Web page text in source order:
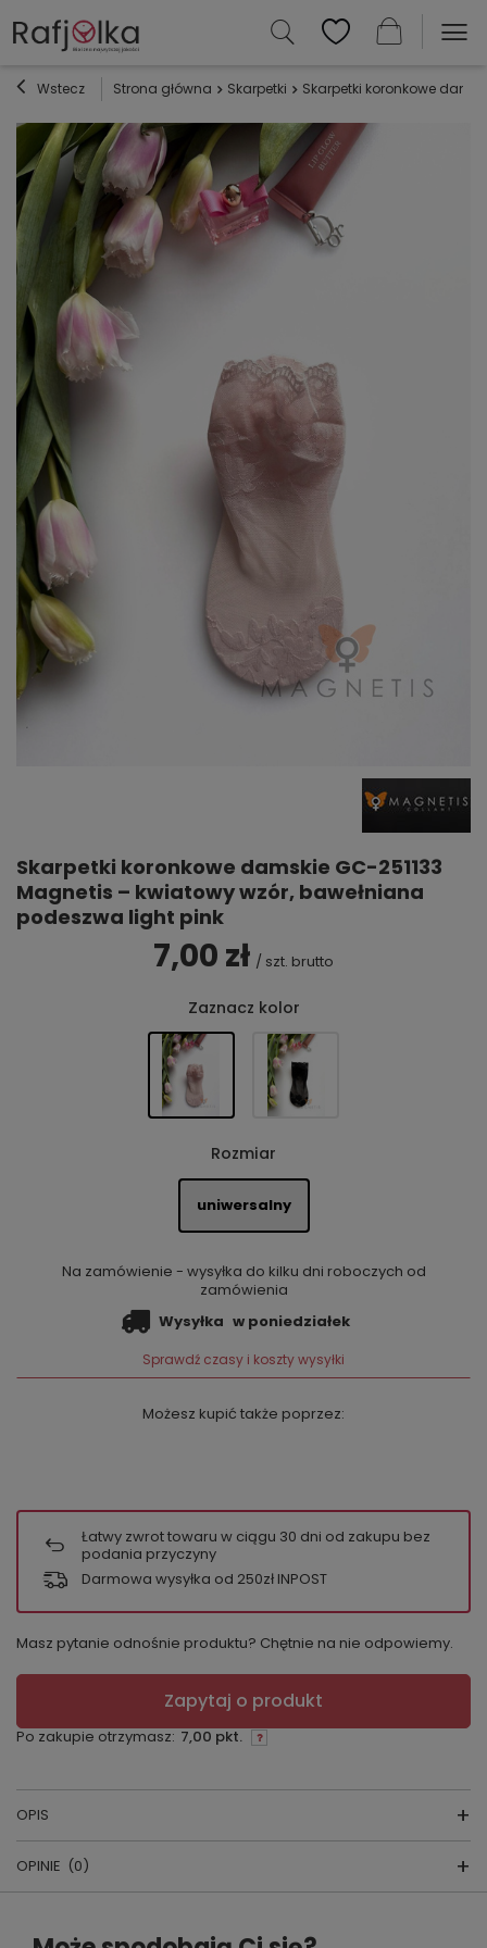
Wstecz Strona główna Skarpetki Skarpetki koronkowe
Skarpetki koronkowe damskie GC-251133
Magnetis – kwiatowy wzór, bawełniana
podeszwa light pink
7,00 zł / szt. brutto
Zaznacz kolor
Rozmiar
uniwersalny
Na zamówienie - wysyłka do kilku dni roboczych od
zamówienia
Wysyłka w poniedziałek
Sprawdź czasy i koszty wysyłki
Możesz kupić także poprzez:
Łatwy zwrot towaru w ciągu 30 dni od zakupu bez
podania przyczyny
Darmowa wysyłka od 250zł INPOST
Masz pytanie odnośnie produktu? Chętnie na nie odpowiemy.
Zapytaj o produkt
Po zakupie otrzymasz: 7,00 pkt.
OPIS
Skarpetki damskie
Producent:
Magnetis
OPINIE (0)
Napisz swoją opinię